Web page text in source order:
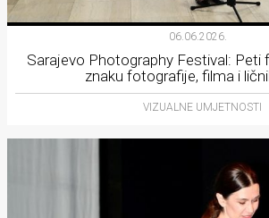
06.06.2026.
Sarajevo Photography Festival: Peti
znaku fotografije, filma i
VIZUALNE UMJETNOSTI